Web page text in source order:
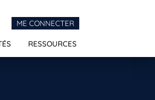
ME CONNECTER
RESSOURCES